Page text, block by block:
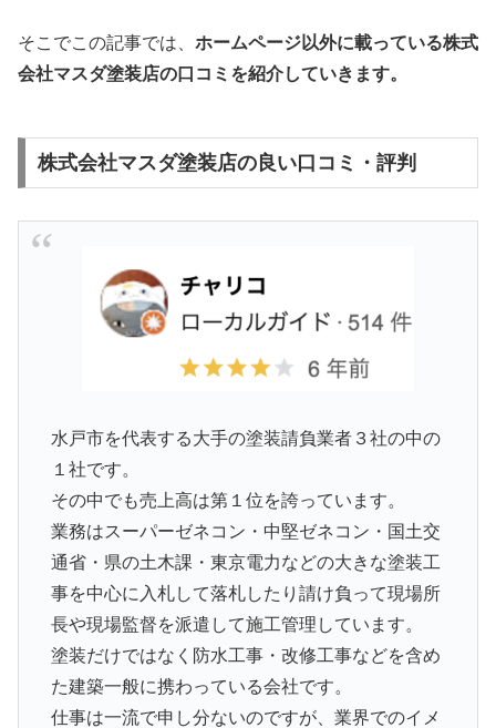
そこでこの記事では、 ホームページ以外に載っている株式
会社マスダ塗装店の口コミを紹介していきます。
株式会社マスダ塗装店の良い口コミ・評判
水戸市を代表する大手の塗装請負業者３社の中の
１社です。
その中でも売上高は第１位を誇っています。
業務はスーパーゼネコン・中堅ゼネコン・国土交
通省・県の土木課・東京電力などの大きな塗装工
事を中心に入札して落札したり請け負って現場所
長や現場監督を派遣して施工管理しています。
塗装だけではなく防水工事・改修工事などを含め
た建築一般に携わっている会社です。
仕事は一流で申し分ないのですが、業界でのイメ